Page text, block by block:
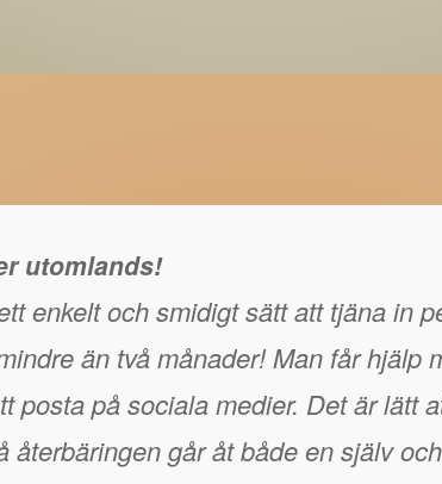
utomlands!
enkelt och smidigt sätt att tjäna in
än två månader! Man får hjälp
posta på sociala medier. Det är lätt
återbäringen går åt både en själv